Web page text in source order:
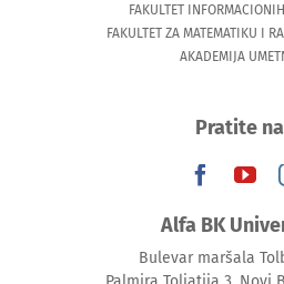
FAKULTET
FAKULTET ZA MATEMATIKU I
AKADEMIJA
Pratite
Alfa BK
Bulevar maršala